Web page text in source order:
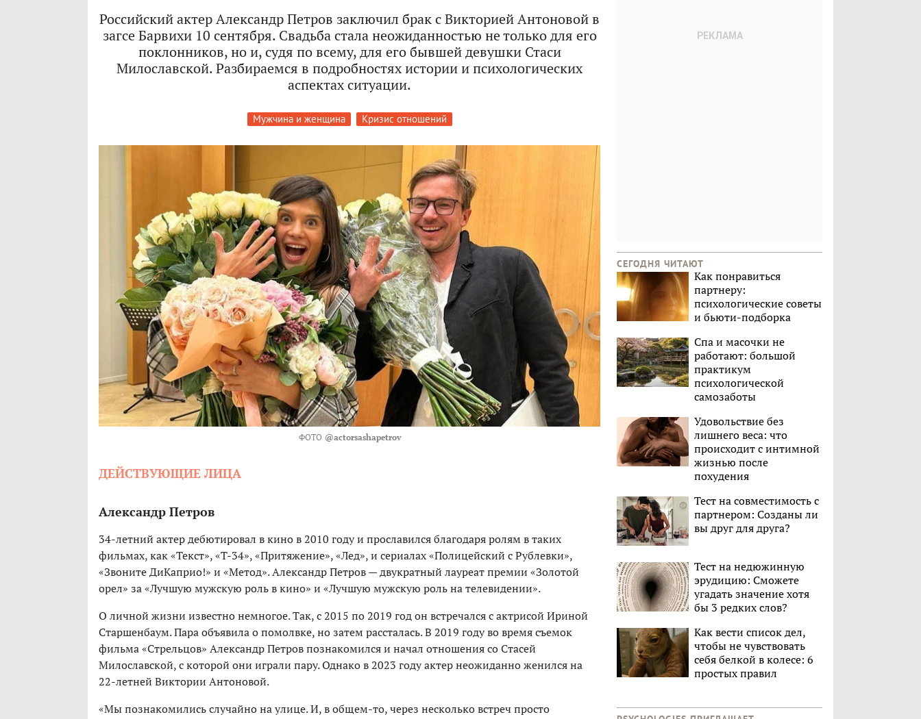
Российский актер Александр Петров заключил брак с Викторией Антоновой в
загсе Барвихи 10 сентября. Свадьба стала неожиданностью не только для его
поклонников, но и, судя по всему, для его бывшей девушки Стаси
Милославской. Разбираемся в подробностях истории и психологических
аспектах ситуации.
Мужчина и женщина Кризис отношений
ФОТО @actorsashapetrov
ДЕЙСТВУЮЩИЕ ЛИЦА
Александр Петров
34-летний актер дебютировал в кино в 2010 году и прославился благодаря ролям в таких
фильмах, как «Текст», «Т-34», «Притяжение», «Лед», и сериалах «Полицейский с Рублевки»,
«Звоните ДиКаприо!» и «Метод». Александр Петров — двукратный лауреат премии «Золотой
орел» за «Лучшую мужскую роль в кино» и «Лучшую мужскую роль на телевидении».
О личной жизни известно немногое. Так, с 2015 по 2019 год он встречался с актрисой Ириной
Старшенбаум. Пара объявила о помолвке, но затем рассталась. В 2019 году во время съемок
фильма «Стрельцов» Александр Петров познакомился и начал отношения со Стасей
Милославской, с которой они играли пару. Однако в 2023 году актер неожиданно женился на
22-летней Виктории Антоновой.
«Мы познакомились случайно на улице. И, в общем-то, через несколько встреч просто
СЕГОДНЯ ЧИТАЮТ
Как понравиться
партнеру:
психологические советы
и бьюти-подборка
Спа и масочки не
работают: большой
практикум
психологической
самозаботы
Удовольствие без
лишнего веса: что
происходит с интимной
жизнью после
похудения
Тест на совместимость с
партнером: Созданы ли
вы друг для друга?
Тест на недюжинную
эрудицию: Сможете
угадать значение хотя
бы 3 редких слов?
Как вести список дел,
чтобы не чувствовать
себя белкой в колесе: 6
простых правил